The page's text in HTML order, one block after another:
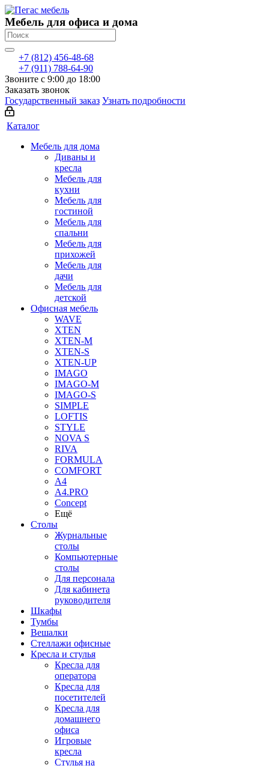
Мебель для офиса и дома
+7 (812) 456-48-68
+7 (911) 788-64-90
Звоните с 9:00 до 18:00
Заказать звонок
Государственный заказ Узнать подробности
Каталог
Мебель для дома
Диваны и
кресла
Мебель для
кухни
Мебель для
гостиной
Мебель для
спальни
Мебель для
прихожей
Мебель для
дачи
Мебель для
детской
Офисная мебель
WAVE
XTEN
XTEN-M
XTEN-S
XTEN-UP
IMAGO
IMAGO-M
IMAGO-S
SIMPLE
LOFTIS
STYLE
NOVA S
RIVA
FORMULA
COMFORT
A4
A4.PRO
Concept
Ещё
Столы
Журнальные
столы
Компьютерные
столы
Для персонала
Для кабинета
руководителя
Шкафы
Тумбы
Вешалки
Стеллажи офисные
Кресла и стулья
Кресла для
оператора
Кресла для
посетителей
Кресла для
домашнего
офиса
Игровые
кресла
Стулья на